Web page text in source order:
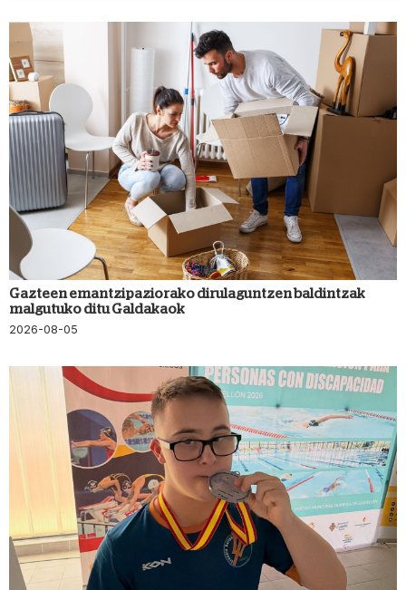
Gazteen emantzipaziorako dirulaguntzen baldintzak
malgutuko ditu Galdakaok
2026-08-05